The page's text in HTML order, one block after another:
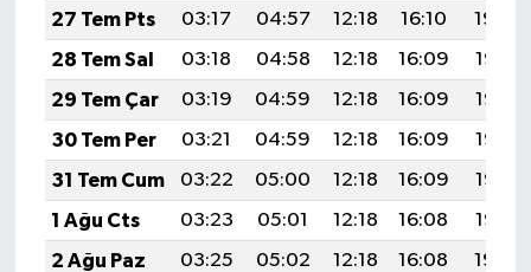
27 Tem Pts
03:17 04:57 12:18 16:10
19:29
28 Tem Sal
03:18 04:58 12:18 16:09
19:28
29 Tem Çar
03:19 04:59 12:18 16:09
19:27
30 Tem Per
03:21 04:59 12:18 16:09
19:27
31 Tem Cum
03:22 05:00 12:18 16:09
19:26
1 Ağu Cts
03:23 05:01 12:18 16:08
19:25
2 Ağu Paz
03:25 05:02 12:18 16:08
19:24